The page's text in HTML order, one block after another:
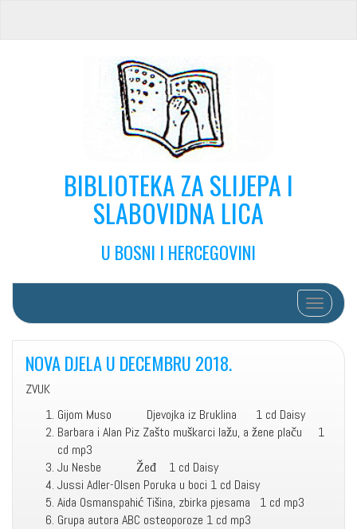
BIBLIOTEKA ZA SLIJEPA I
SLABOVIDNA LICA
U BOSNI I HERCEGOVINI
Toggle
NOVA DJELA U DECEMBRU 2018.
ZVUK
Gijom Muso Djevojka iz Bruklina 1 cd Daisy
Barbara i Alan Piz Zašto muškarci lažu, a žene plaču 1
cd mp3
Ju Nesbe Žeđ 1 cd Daisy
Jussi Adler-Olsen Poruka u boci 1 cd Daisy
Aida Osmanspahić Tišina, zbirka pjesama 1 cd mp3
Grupa autora ABC osteoporoze 1 cd mp3